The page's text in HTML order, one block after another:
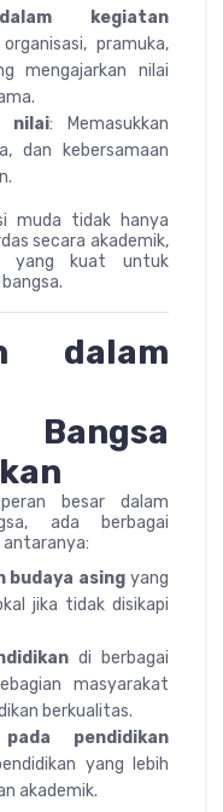
kegiatan
pramuka,
mengajarkan nilai
nilai: Memasukkan
dan kebersamaan
muda tidak hanya
secara akademik,
yang kuat untuk
dalam
besar dalam
ada berbagai
antaranya:
budaya asing yang
jika tidak disikapi
di berbagai
masyarakat
berkualitas.
pendidikan
yang lebih
akademik.